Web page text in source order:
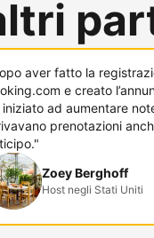
aver fatto la
e creato
iniziato ad aumentare
prenotazioni
Zoey Berghoff
Host negli Stati Uniti